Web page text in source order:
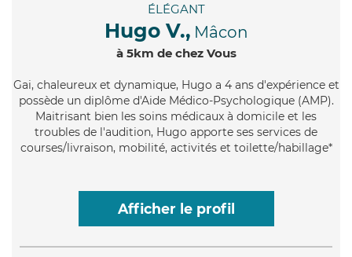
ÉLÉGANT
Hugo V., Mâcon
à 5km de chez Vous
Gai, chaleureux et dynamique, Hugo a 4 ans d'expérience et
possède un diplôme d'Aide Médico-Psychologique (AMP).
Maitrisant bien les soins médicaux à domicile et les
troubles de l'audition, Hugo apporte ses services de
courses/livraison, mobilité, activités et toilette/habillage*
Afficher le profil